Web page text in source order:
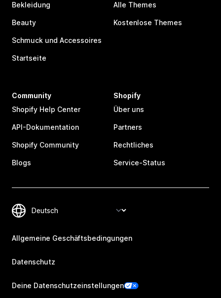
Bekleidung
Beauty
Schmuck und Accessoires
Startseite
Alle Themes
Kostenlose Themes
Community
Shopify Help Center
API-Dokumentation
Shopify Community
Blogs
Shopify
Über uns
Partners
Rechtliches
Service-Status
Allgemeine Geschäftsbedingungen
Datenschutz
Deine Datenschutzeinstellungen